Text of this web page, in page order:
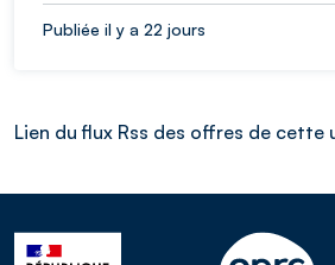
Publiée il y a 22 jours
Lien du flux Rss des offres de cette